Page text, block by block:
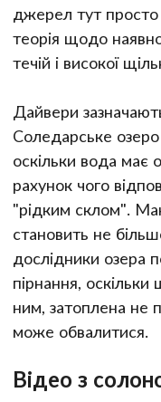
джерел тут
теорія щодо
течій і високої
Дайвери
Соледарське
оскільки вода має
рахунок чого
"рідким склом".
становить не
дослідники озера
пірнання,
ним, затоплена не
може обвалитися.
Відео з